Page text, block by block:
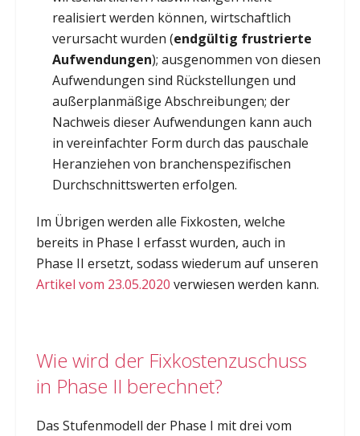
realisiert werden können, wirtschaftlich
verursacht wurden (endgültig frustrierte
Aufwendungen); ausgenommen von diesen
Aufwendungen sind Rückstellungen und
außerplanmäßige Abschreibungen; der
Nachweis dieser Aufwendungen kann auch
in vereinfachter Form durch das pauschale
Heranziehen von branchenspezifischen
Durchschnittswerten erfolgen.
Im Übrigen werden alle Fixkosten, welche
bereits in Phase I erfasst wurden, auch in
Phase II ersetzt, sodass wiederum auf unseren
Artikel vom 23.05.2020 verwiesen werden kann.
Wie wird der Fixkostenzuschuss
in Phase II berechnet?
Das Stufenmodell der Phase I mit drei vom